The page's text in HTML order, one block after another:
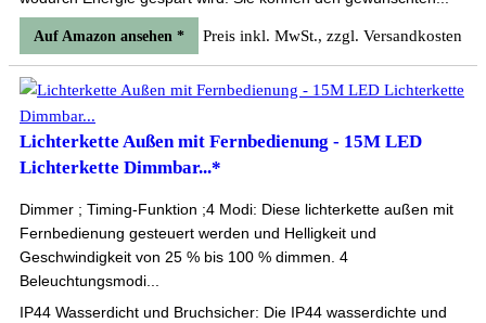
Auf Amazon ansehen * Preis inkl. MwSt., zzgl. Versandkosten
Lichterkette Außen mit Fernbedienung - 15M LED
Lichterkette Dimmbar...*
Dimmer ; Timing-Funktion ;4 Modi: Diese lichterkette außen mit
Fernbedienung gesteuert werden und Helligkeit und
Geschwindigkeit von 25 % bis 100 % dimmen. 4
Beleuchtungsmodi...
IP44 Wasserdicht und Bruchsicher: Die IP44 wasserdichte und